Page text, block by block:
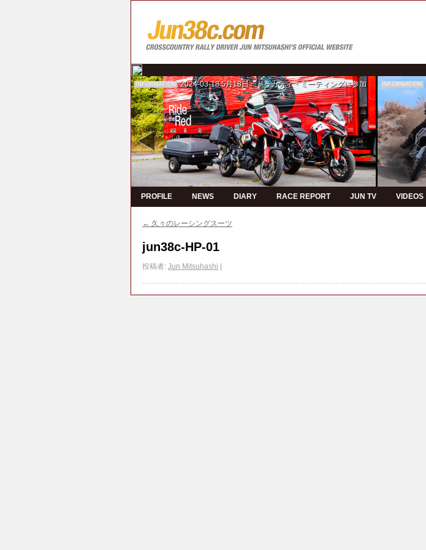
INFORMATION 2024-03-18 5月18日 ドゥカティ・ミーティングに参加 INFORMATION
PROFILE NEWS DIARY RACE REPORT JUN TV VIDEOS
← 久々のレーシングスーツ
jun38c-HP-01
投稿者: Jun Mitsuhashi